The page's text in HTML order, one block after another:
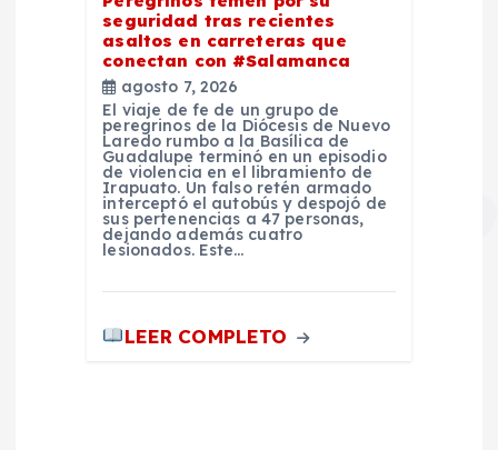
seguridad tras recientes
asaltos en carreteras que
conectan con #Salamanca
agosto 7, 2026
El viaje de fe de un grupo de
peregrinos de la Diócesis de Nuevo
Laredo rumbo a la Basílica de
Guadalupe terminó en un episodio
de violencia en el libramiento de
Irapuato. Un falso retén armado
interceptó el autobús y despojó de
sus pertenencias a 47 personas,
dejando además cuatro
lesionados. Este…
LEER COMPLETO